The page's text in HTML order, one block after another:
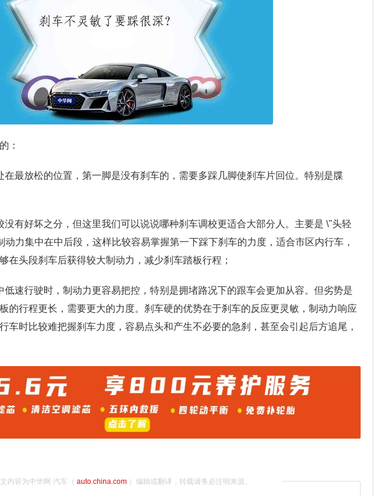
：
在最放松的位置，第一脚是没有刹车的，需要多踩几脚使刹车片回位。特别是牒
没有好坏之分，但这里我们可以说说哪种刹车调校更适合大部分人。主要是 \"头轻
动力集中在中后段，这样比较容易掌握第一下踩下刹车的力度，适合市区内行车，
在头段刹车后获得较大制动力，减少刹车踏板行程；
低速行驶时，制动力更容易把控，特别是拥堵路况下的跟车会更加从容。但劣势是
的行程更长，需要更大的力度。刹车硬的优势在于刹车的反应更灵敏，制动力响应
车时比较难把握刹车力度，容易点头和产生不必要的急刹，甚至会引起后方追尾，
内容为中华网·汽车（ auto.china.com）编辑或翻译，转载请务必注明来源。